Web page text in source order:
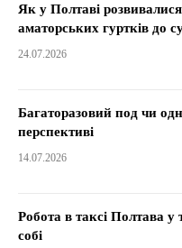
Як у Полтаві
аматорських гуртків до
24.07.2026
Багаторазовий под чи
перспективі
14.07.2026
Робота в таксі Полтава
собі